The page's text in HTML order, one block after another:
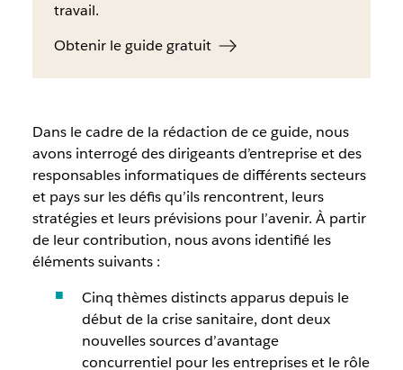
travail.
Obtenir le guide gratuit
Dans le cadre de la rédaction de ce guide, nous
avons interrogé des dirigeants d’entreprise et des
responsables informatiques de différents secteurs
et pays sur les défis qu’ils rencontrent, leurs
stratégies et leurs prévisions pour l’avenir. À partir
de leur contribution, nous avons identifié les
éléments suivants :
Cinq thèmes distincts apparus depuis le
début de la crise sanitaire, dont deux
nouvelles sources d’avantage
concurrentiel pour les entreprises et le rôle